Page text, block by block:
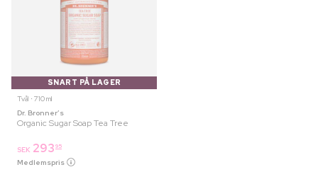
SNART PÅ LAGER
Tvål ⋅ 710 ml
Dr. Bronner’s
Organic Sugar Soap Tea Tree
SEK 293 95
Medlemspris